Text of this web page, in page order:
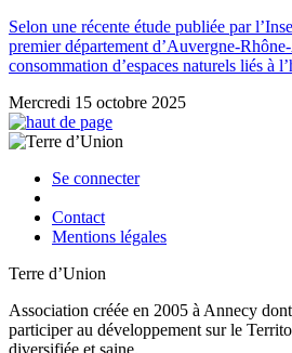
Selon une récente étude publiée par
premier département d’Auvergne-
consommation d’espaces naturels liés à
Mercredi 15 octobre 2025
Se connecter
Contact
Mentions légales
Terre d’Union
Association créée en 2005 à Annecy
participer au développement sur le
diversifiée et saine.